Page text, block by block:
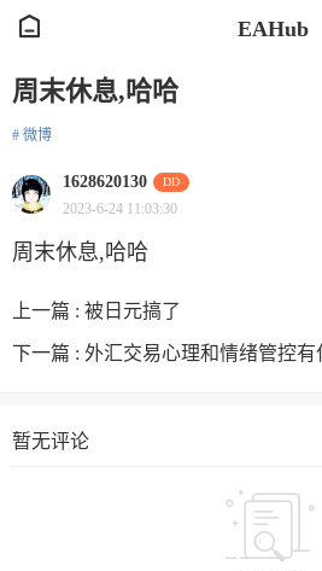
EAHub
周末休息,哈哈
# 微博
1628620130 DD
2023-6-24 11:03:30
周末休息,哈哈
上一篇 : 被日元搞了
下一篇 : 外汇交易心理和情绪管控有
暂无评论